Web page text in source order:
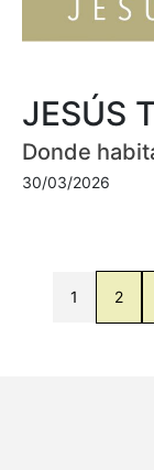
JESÚS
Donde
30/03/2026
1 2